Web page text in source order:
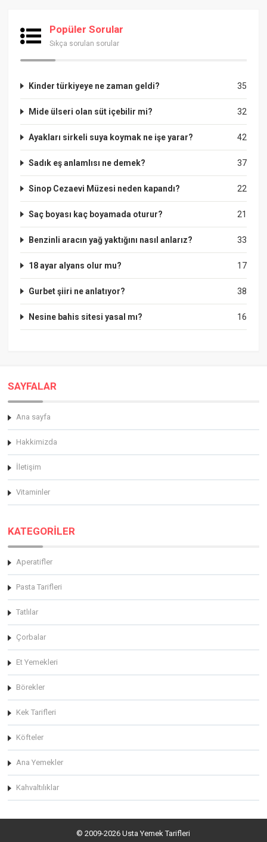
Popüler Sorular
Sıkça sorulan sorular
35
Kinder türkiyeye ne zaman geldi?
32
Mide ülseri olan süt içebilir mi?
42
Ayakları sirkeli suya koymak ne işe yarar?
37
Sadık eş anlamlısı ne demek?
22
Sinop Cezaevi Müzesi neden kapandı?
21
Saç boyası kaç boyamada oturur?
33
Benzinli aracın yağ yaktığını nasıl anlarız?
17
18 ayar alyans olur mu?
38
Gurbet şiiri ne anlatıyor?
16
Nesine bahis sitesi yasal mı?
SAYFALAR
Ana sayfa
Hakkimizda
İletişim
Vitaminler
KATEGORİLER
Aperatifler
Pasta Tarifleri
Tatlılar
Çorbalar
Et Yemekleri
Börekler
Kek Tarifleri
Köfteler
Ana Yemekler
Kahvaltılıklar
© 2009-2026 Usta Yemek Tarifleri